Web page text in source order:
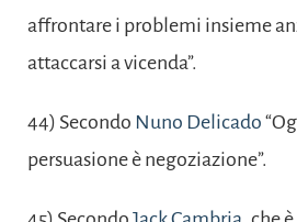
affrontare i problemi insieme
attaccarsi a vicenda”.
44) Secondo Nuno Delicado
persuasione è negoziazione”.